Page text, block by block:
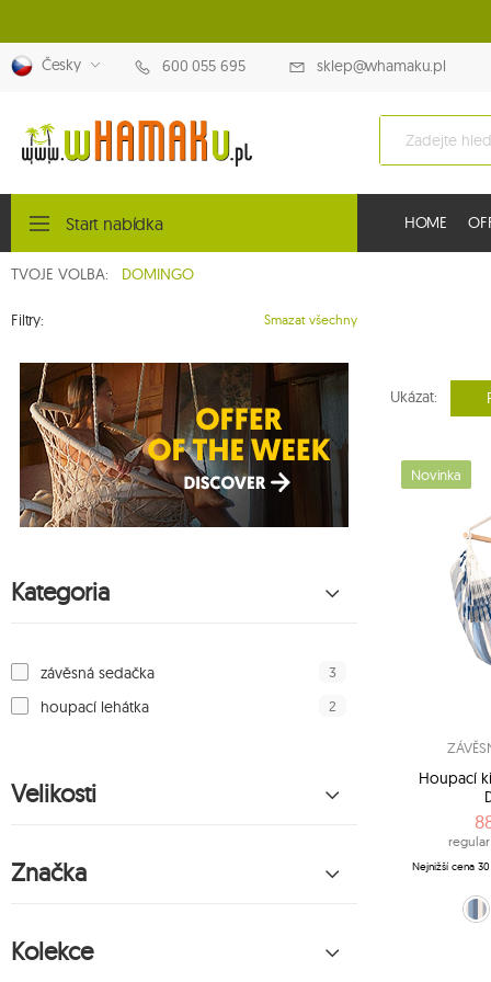
Česky 600 055 695 sklep@whamaku.pl
Start nabídka HOME
TVOJE VOLBA: DOMINGO
Filtry: Smazat všechny
Kategoria
závěsná sedačka 3
houpací lehátka 2
Velikosti
Značka
Kolekce
Ukázat:
Novinka
Houpací
Nejnižší cena
bílá-